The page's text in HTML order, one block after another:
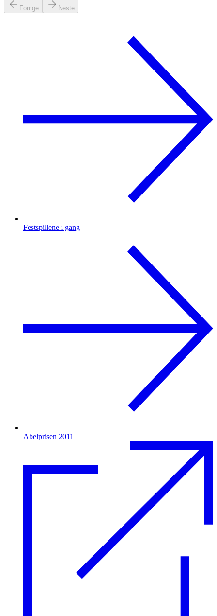
Forrige Neste
Festspillene i gang
Abelprisen 2011